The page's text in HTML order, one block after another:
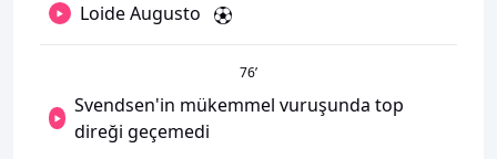
Loide Augusto
76’
Svendsen'in mükemmel vuruşunda top
direği geçemedi